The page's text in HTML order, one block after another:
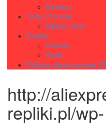
Burberry
Torby i Torebki
Michael Kors
Dodatki
Okulary
Paski
Polityka plików cookies
http://
repliki.pl/wp-